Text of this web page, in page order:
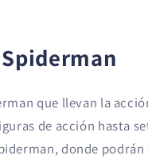
que llevan la
de acción hasta
donde podrán